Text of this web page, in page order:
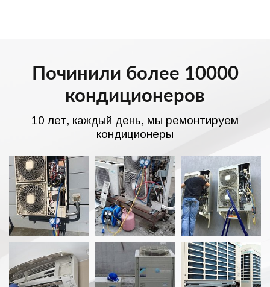
Починили более 10000
кондиционеров
10 лет, каждый день, мы ремонтируем
кондиционеры